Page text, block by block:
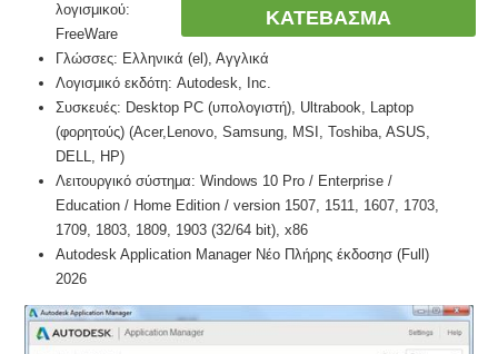
ΚΑΤΕΒΑΣΜΑ
λογισμικού:
FreeWare
Γλώσσες: Ελληνικά (el), Αγγλικά
Λογισμικό εκδότη: Autodesk, Inc.
Συσκευές: Desktop PC (υπολογιστή), Ultrabook, Laptop
(φορητούς) (Acer,Lenovo, Samsung, MSI, Toshiba, ASUS,
DELL, HP)
Λειτουργικό σύστημα: Windows 10 Pro / Enterprise /
Education / Home Edition / version 1507, 1511, 1607, 1703,
1709, 1803, 1809, 1903 (32/64 bit), x86
Autodesk Application Manager Νέο Πλήρης έκδοσησ (Full)
2026